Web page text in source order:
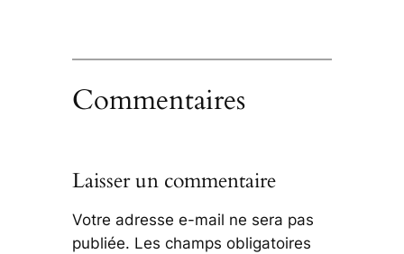
Commentaires
Laisser un commentaire
Votre adresse e-mail ne sera pas
publiée. Les champs obligatoires